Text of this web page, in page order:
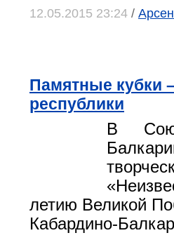
12.05.2015 23:24 /
Памятные кубки
республики
В
летию Великой
Кабардино-